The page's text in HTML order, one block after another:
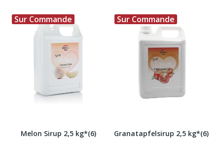
Sur Commande
Melon Sirup 2,5 kg*(6)
Sur Commande
Granatapfelsirup 2,5 kg*(6)